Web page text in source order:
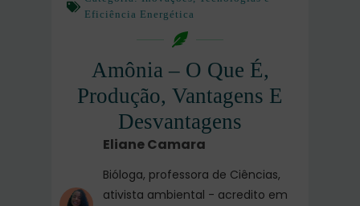
Eficiência Energética
Amônia – O Que É,
Produção, Vantagens E
Desvantagens
Eliane Camara
Bióloga, professora de Ciências,
ativista ambiental - acredito em